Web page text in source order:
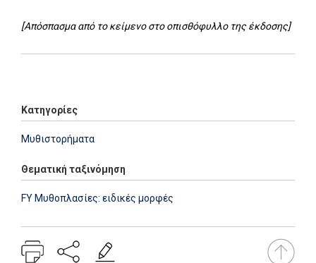
[Απόσπασμα από το κείμενο στο οπισθόφυλλο της έκδοσης]
Κατηγορίες
Μυθιστορήματα
Θεματική ταξινόμηση
FY Μυθοπλασίες: ειδικές μορφές